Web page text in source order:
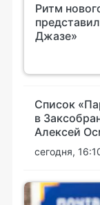
Ритм
Джазе»
Список
в
Алексей
сегодня,